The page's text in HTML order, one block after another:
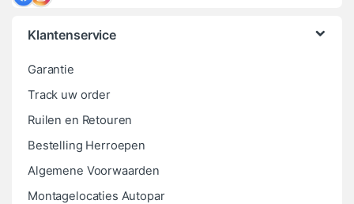
Klantenservice
Garantie
Track uw order
Ruilen en Retouren
Bestelling Herroepen
Algemene Voorwaarden
Montagelocaties Autopar